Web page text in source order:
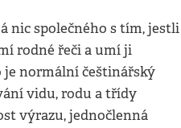
nic společného s tím, jestli
rodné řeči a umí ji
je normální češtinářský
vidu, rodu a třídy
výrazu, jednočlenná